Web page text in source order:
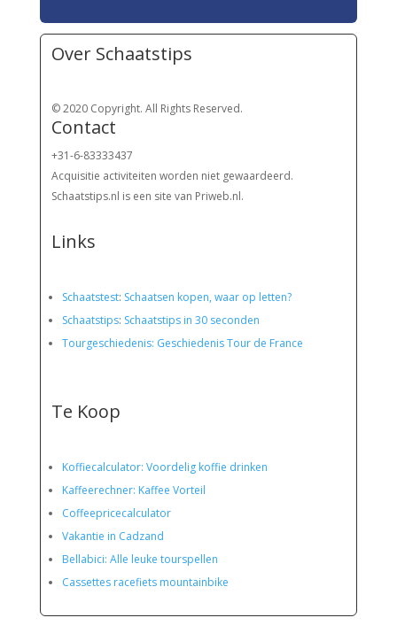
Over Schaatstips
© 2020 Copyright. All Rights Reserved.
Contact
+31-6-83333437
Acquisitie activiteiten worden niet gewaardeerd.
Schaatstips.nl is een site van Priweb.nl.
Links
Schaatstest: Schaatsen kopen, waar op letten?
Schaatstips: Schaatstips in 30 seconden
Tourgeschiedenis: Geschiedenis Tour de France
Te Koop
Koffiecalculator: Voordelig koffie drinken
Kaffeerechner: Kaffee Vorteil
Coffeepricecalculator
Vakantie in Cadzand
Bellabici: Alle leuke tourspellen
Cassettes racefiets mountainbike